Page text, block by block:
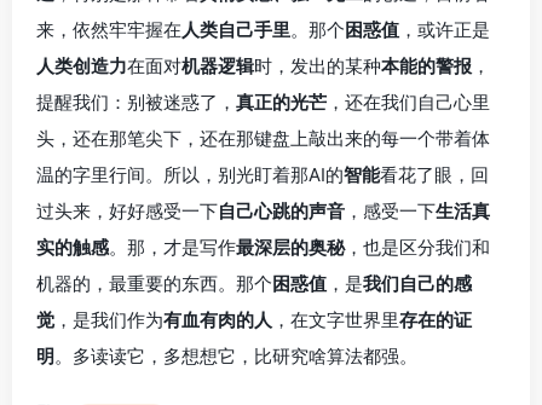
来，依然牢牢握在 人类自己手里。那个困惑值 ，或许正是
人类创造力在面对机器逻辑时，发出的某种本能的警报 ，
提醒我们：别被迷惑了， 真正的光芒 ，还在我们自己心里
头，还在那笔尖下，还在那键盘上敲出来的每一个带着体
温的字里行间。所以，别光盯着那AI的智能看花了眼，回
过头来，好好感受一下自己心跳的声音 ，感受一下生活真
实的触感。那，才是写作最深层的奥秘，也是区分我们和
机器的，最重要的东西。那个困惑值 ，是我们自己的感
觉，是我们作为有血有肉的人 ，在文字世界里存在的证
明。多读读它，多想想它，比研究啥算法都强。